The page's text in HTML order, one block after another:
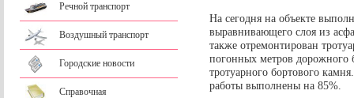
Речной транспорт
Воздушный транспорт
Городские новости
Справочная
На сегодня на объекте
выравнивающего слоя из
также отремонтирован
погонных метров дорожного
тротуарного бортового
работы выполнены на 85%.